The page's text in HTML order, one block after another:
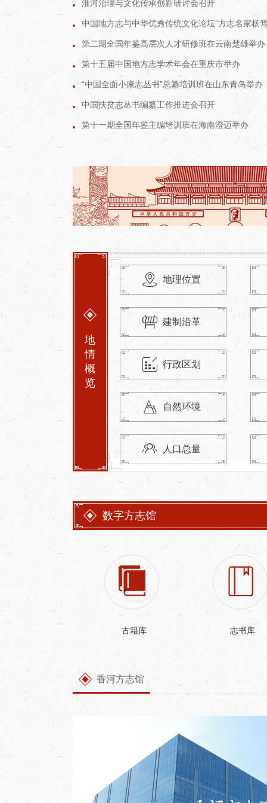
淮河治理与文化传承创新研讨会召开
第二期全国年鉴高层次人才研修班在云南楚雄举办
第十五届中国地方志学术年会在重庆市举办
“中国全面小康志丛书”总纂培训班在山东青岛举办
中国扶贫志丛书编纂工作推进会召开
第十一期全国年鉴主编培训班在海南澄迈举办
地
情
概
览
地理位置
建制沿革
行政区划
自然环境
人口总量
数字方志馆
古籍库 志书库
香河方志馆